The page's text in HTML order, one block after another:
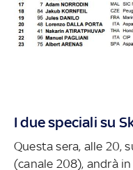
I due speciali su
Questa sera, alle 20,
(canale 208), andrà